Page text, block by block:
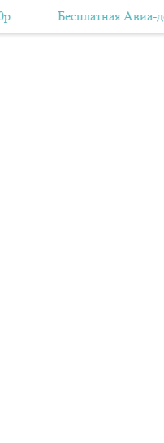
10 000р.Бесплатная Авиа-